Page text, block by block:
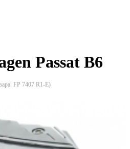
Passat B6
FP 7407 R1-E)